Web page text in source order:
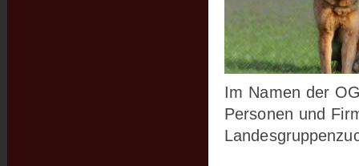
Im Namen der
Personen und